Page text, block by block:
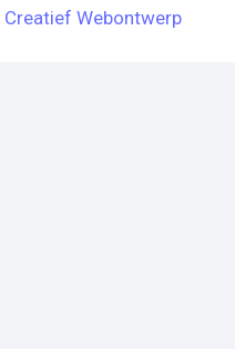
Creatief Webontwerp